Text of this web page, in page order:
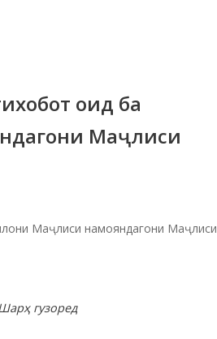
оид ба
Маҷлиси
Маҷлиси намояндагони Маҷлиси
гузореддар